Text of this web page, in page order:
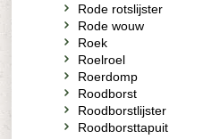
Rode rotslijster
Rode wouw
Roek
Roelroel
Roerdomp
Roodborst
Roodborstlijster
Roodborsttapuit